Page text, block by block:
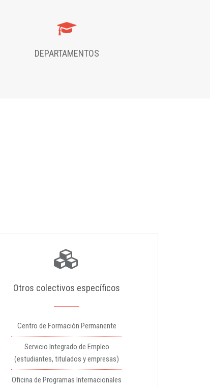
DEPARTAMENTOS
Otros colectivos específicos
Centro de Formación Permanente
Servicio Integrado de Empleo
(estudiantes, titulados y empresas)
Oficina de Programas Internacionales